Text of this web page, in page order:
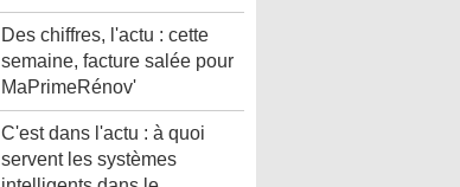
Des chiffres, l'actu : cette
semaine, facture salée pour
MaPrimeRénov'
C'est dans l'actu : à quoi
servent les systèmes